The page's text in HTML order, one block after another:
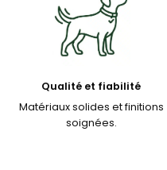
Qualité et fiabilité
Matériaux solides et finitions
soignées.